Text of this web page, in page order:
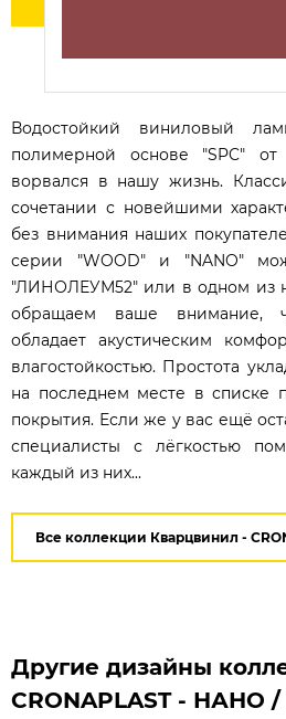
Водостойкий виниловый
полимерной основе "SPC" от
ворвался в нашу жизнь.
сочетании с новейшими
без внимания наших
серии "WOOD" и "NANO"
"ЛИНОЛЕУМ52" или в одном из
обращаем ваше внимание,
обладает акустическим
влагостойкостью. Простота
на последнем месте в списке
покрытия. Если же у вас ещё
специалисты с лёгкостью
каждый из них...
Все коллекции Кварцвинил -
Другие дизайны
CRONAPLAST - НАНО /